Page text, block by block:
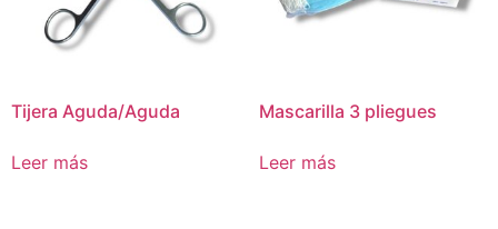
Tijera Aguda/Aguda
Leer más
Mascarilla 3 pliegues
Leer más